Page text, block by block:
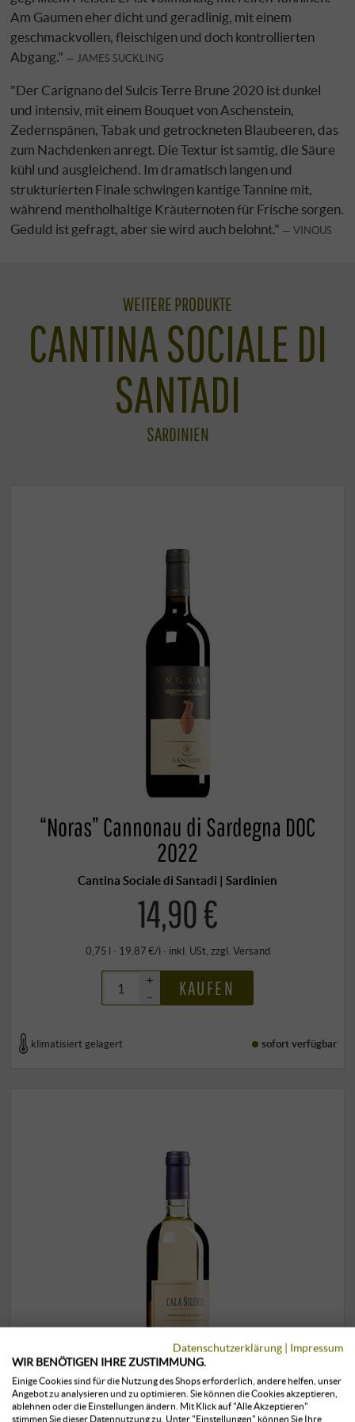
Am Gaumen eher dicht und geradlinig, mit einem
geschmackvollen, fleischigen und doch kontrollierten
Abgang."
JAMES SUCKLING
"Der Carignano del Sulcis Terre Brune 2020 ist dunkel
und intensiv, mit einem Bouquet von Aschenstein,
Zedernspänen, Tabak und getrockneten Blaubeeren, das
zum Nachdenken anregt. Die Textur ist samtig, die Säure
kühl und ausgleichend. Im dramatisch langen und
strukturierten Finale schwingen kantige Tannine mit,
während mentholhaltige Kräuternoten für Frische sorgen.
Geduld ist gefragt, aber sie wird auch belohnt."
VINOUS
WEITERE PRODUKTE
CANTINA SOCIALE DI
SANTADI
SARDINIEN
“Noras” Cannonau di Sardegna DOC
2022
Cantina Sociale di Santadi | Sardinien
14,90 €
0,75 l · 19,87 €/l · inkl. USt, zzgl. Versand
+
–
KAUFEN
klimatisiert gelagert sofort verfügbar
Datenschutzerklärung | Impressum
WIR BENÖTIGEN IHRE ZUSTIMMUNG.
Einige Cookies sind für die Nutzung des Shops erforderlich, andere helfen, unser
Angebot zu analysieren und zu optimieren. Sie können die Cookies akzeptieren,
ablehnen oder die Einstellungen ändern. Mit Klick auf "Alle Akzeptieren"
stimmen Sie dieser Datennutzung zu. Unter "Einstellungen" können Sie Ihre